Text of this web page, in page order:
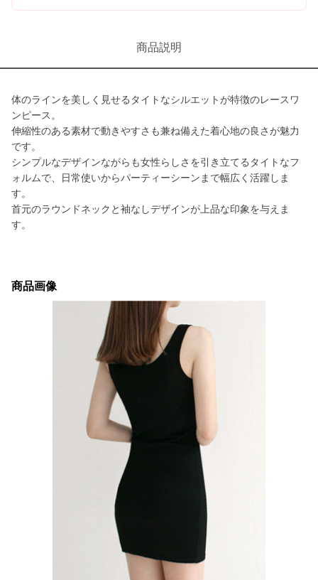
商品説明
体のラインを美しく見せるタイトなシルエットが特徴のレースワ
ンピース。
伸縮性のある素材で動きやすさも兼ね備えた着心地の良さが魅力
です。
シンプルなデザインながらも女性らしさを引き立てるタイトなフ
ォルムで、日常使いからパーティーシーンまで幅広く活躍しま
す。
首元のラウンドネックと袖なしデザインが上品な印象を与えま
す。
商品画像